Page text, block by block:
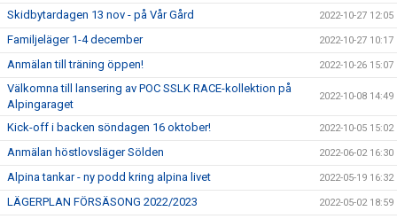
Skidbytardagen 13 nov - på Vår Gård 2022-10-27 12:05
Familjeläger 1-4 december 2022-10-27 10:17
Anmälan till träning öppen! 2022-10-26 15:07
Välkomna till lansering av POC SSLK RACE-kollektion på
Alpingaraget
2022-10-08 14:49
Kick-off i backen söndagen 16 oktober! 2022-10-05 15:02
Anmälan höstlovsläger Sölden 2022-06-02 16:30
Alpina tankar - ny podd kring alpina livet 2022-05-19 16:32
LÄGERPLAN FÖRSÄSONG 2022/2023 2022-05-02 18:59